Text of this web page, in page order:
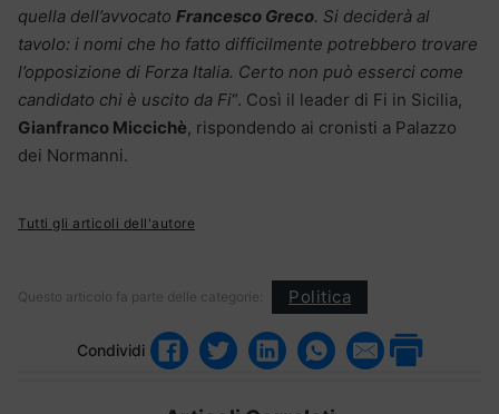
quella dell’avvocato Francesco Greco. Si deciderà al
tavolo: i nomi che ho fatto difficilmente potrebbero trovare
l’opposizione di Forza Italia. Certo non può esserci come
candidato chi è uscito da Fi“. Così il leader di Fi in Sicilia,
Gianfranco Miccichè, rispondendo ai cronisti a Palazzo
dei Normanni.
Tutti gli articoli dell'autore
Questo articolo fa parte delle categorie: Politica
Condividi